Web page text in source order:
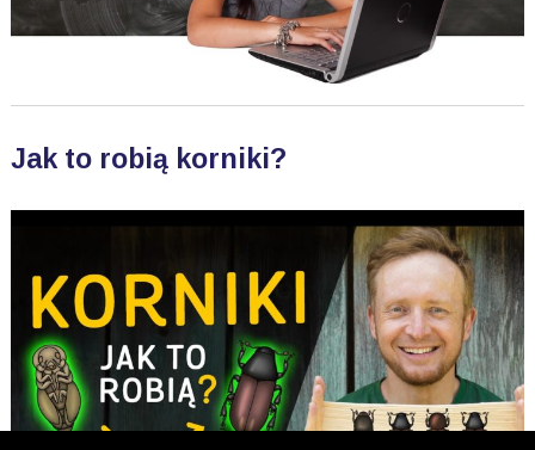
Jak to robią korniki?